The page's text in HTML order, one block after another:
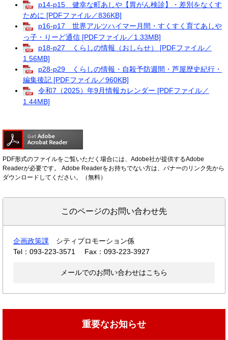
p14-p15 健幸な町あしや【胃がん検診】・差別をなくす
ために [PDFファイル／836KB]
p16-p17 世界アルツハイマー月間・すくすく育てあしや
っ子・りーど通信 [PDFファイル／1.33MB]
p18-p27 くらしの情報（おしらせ） [PDFファイル／
1.56MB]
p28-p29 くらしの情報・自殺予防週間・芦屋歴史紀行・
編集後記 [PDFファイル／960KB]
令和7（2025）年9月情報カレンダー [PDFファイル／
1.44MB]
PDF形式のファイルをご覧いただく場合には、Adobe社が提供するAdobe
Readerが必要です。
Adobe Readerをお持ちでない方は、バナーのリンク先から
ダウンロードしてください。（無料）
このページのお問い合わせ先
企画政策課
シティプロモーション係
Tel：093-223-3571
Fax：093-223-3927
メールでのお問い合わせはこちら
重要なお知らせ